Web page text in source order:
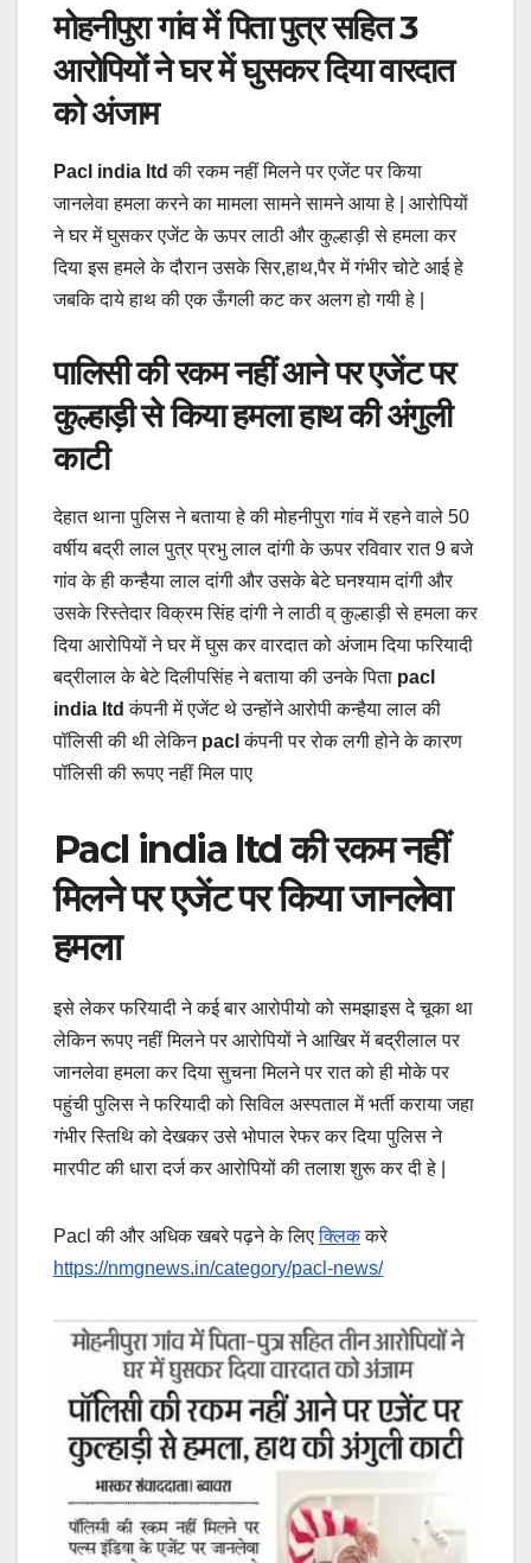
मोहनीपुरा गांव में पिता पुत्र सहित 3
आरोपियों ने घर में घुसकर दिया वारदात
को अंजाम
Pacl india ltd की रकम नहीं मिलने पर एजेंट पर किया
जानलेवा हमला करने का मामला सामने सामने आया हे | आरोपियों
ने घर में घुसकर एजेंट के ऊपर लाठी और कुल्हाड़ी से हमला कर
दिया इस हमले के दौरान उसके सिर,हाथ,पैर में गंभीर चोटे आई हे
जबकि दाये हाथ की एक ऊँगली कट कर अलग हो गयी हे |
पालिसी की रकम नहीं आने पर एजेंट पर
कुल्हाड़ी से किया हमला हाथ की अंगुली
काटी
देहात थाना पुलिस ने बताया हे की मोहनीपुरा गांव में रहने वाले 50
वर्षीय बद्री लाल पुत्र प्रभु लाल दांगी के ऊपर रविवार रात 9 बजे
गांव के ही कन्हैया लाल दांगी और उसके बेटे घनश्याम दांगी और
उसके रिस्तेदार विक्रम सिंह दांगी ने लाठी व् कुल्हाड़ी से हमला कर
दिया आरोपियों ने घर में घुस कर वारदात को अंजाम दिया फरियादी
बद्रीलाल के बेटे दिलीपसिंह ने बताया की उनके पिता pacl
india ltd कंपनी में एजेंट थे उन्होंने आरोपी कन्हैया लाल की
पॉलिसी की थी लेकिन paclकंपनी पर रोक लगी होने के कारण
पॉलिसी की रूपए नहीं मिल पाए
Pacl india ltd की रकम नहीं
मिलने पर एजेंट पर किया जानलेवा
हमला
इसे लेकर फरियादी ने कई बार आरोपीयो को समझाइस दे चूका था
लेकिन रूपए नहीं मिलने पर आरोपियों ने आखिर में बद्रीलाल पर
जानलेवा हमला कर दिया सुचना मिलने पर रात को ही मोके पर
पहुंची पुलिस ने फरियादी को सिविल अस्पताल में भर्ती कराया जहा
गंभीर स्तिथि को देखकर उसे भोपाल रेफर कर दिया पुलिस ने
मारपीट की धारा दर्ज कर आरोपियों की तलाश शुरू कर दी हे |
Pacl की और अधिक खबरे पढ़ने के लिएक्लिककरे
https://nmgnews.in/category/pacl-news/